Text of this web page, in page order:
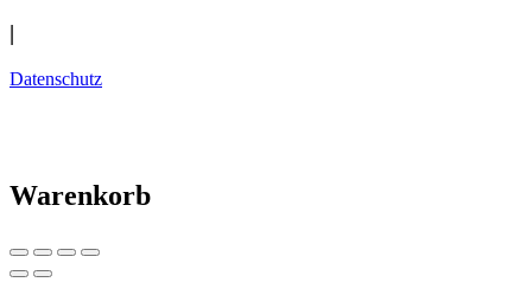
|
Datenschutz
Warenkorb